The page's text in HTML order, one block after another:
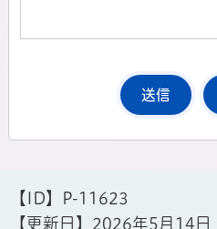
【ID】
P-11623
【更新日】 2026年5月14日